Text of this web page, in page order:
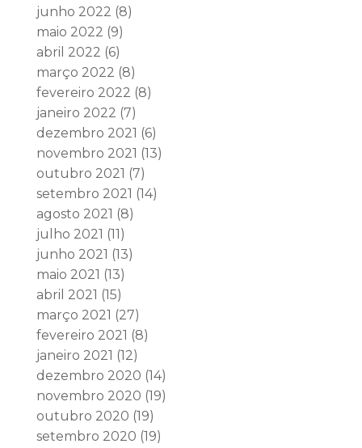
junho 2022 (8)
maio 2022 (9)
abril 2022 (6)
março 2022 (8)
fevereiro 2022 (8)
janeiro 2022 (7)
dezembro 2021 (6)
novembro 2021 (13)
outubro 2021 (7)
setembro 2021 (14)
agosto 2021 (8)
julho 2021 (11)
junho 2021 (13)
maio 2021 (13)
abril 2021 (15)
março 2021 (27)
fevereiro 2021 (8)
janeiro 2021 (12)
dezembro 2020 (14)
novembro 2020 (19)
outubro 2020 (19)
setembro 2020 (19)